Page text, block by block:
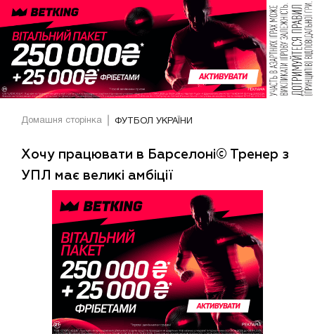
Домашня сторінка ФУТБОЛ УКРАЇНИ
Хочу працювати в Барселоні© Тренер з
УПЛ має великі амбіції